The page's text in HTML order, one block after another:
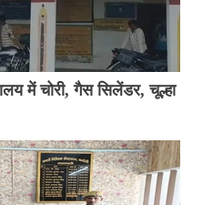
में चोरी, गैस सिलेंडर, चूल्हा